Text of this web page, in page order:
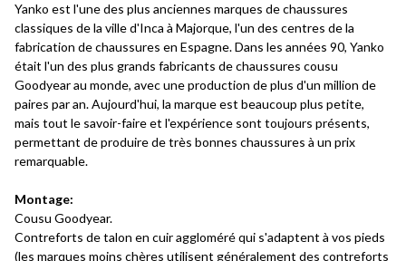
Yanko est l'une des plus anciennes marques de chaussures
classiques de la ville d'Inca à Majorque, l'un des centres de la
fabrication de chaussures en Espagne. Dans les années 90, Yanko
était l'un des plus grands fabricants de chaussures cousu
Goodyear au monde, avec une production de plus d'un million de
paires par an. Aujourd'hui, la marque est beaucoup plus petite,
mais tout le savoir-faire et l'expérience sont toujours présents,
permettant de produire de très bonnes chaussures à un prix
remarquable.
Montage:
Cousu Goodyear.
Contreforts de talon en cuir aggloméré qui s'adaptent à vos pieds
(les marques moins chères utilisent généralement des contreforts